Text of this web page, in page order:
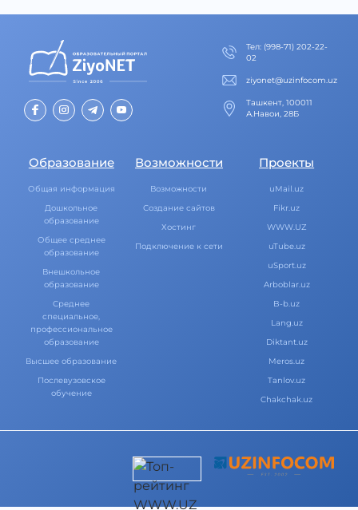
Тел: (998-71) 202-22-
02
ziyonet@uzinfocom.uz
Ташкент, 100011
А.Навои, 28Б
Образование
Общая информация
Дошкольное
образование
Общее среднее
образование
Внешкольное
образование
Среднее
специальное,
профессиональное
образование
Высшее образование
Послевузовское
обучение
Возможности
Возможности
Создание сайтов
Хостинг
Подключение к сети
Проекты
uMail.uz
Fikr.uz
WWW.UZ
uTube.uz
uSport.uz
Arboblar.uz
B-b.uz
Lang.uz
Diktant.uz
Meros.uz
Tanlov.uz
Chakchak.uz